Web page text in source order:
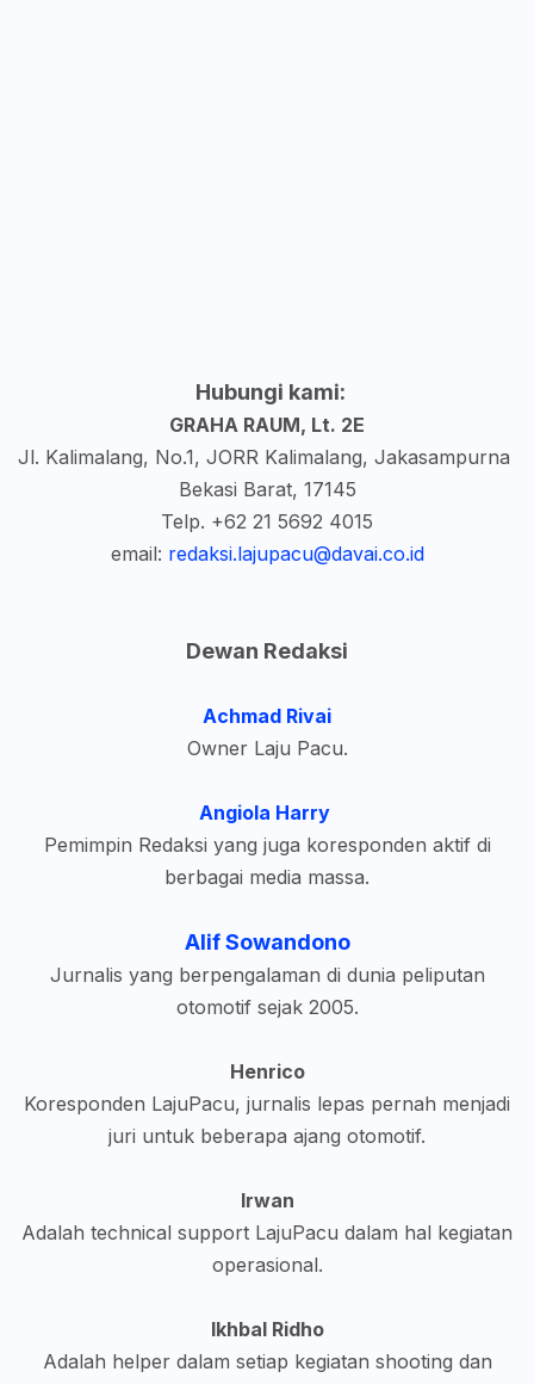
Hubungi kami:
GRAHA RAUM, Lt. 2E
Jl. Kalimalang, No.1, JORR Kalimalang, Jakasampurna
Bekasi Barat, 17145
Telp. +62 21 5692 4015
email: redaksi.lajupacu@davai.co.id
Dewan Redaksi
Achmad Rivai
Owner Laju Pacu.
Angiola Harry
Pemimpin Redaksi yang juga koresponden aktif di
berbagai media massa.
Alif Sowandono
Jurnalis yang berpengalaman di dunia peliputan
otomotif sejak 2005.
Henrico
Koresponden LajuPacu, jurnalis lepas pernah menjadi
juri untuk beberapa ajang otomotif.
Irwan
Adalah technical support LajuPacu dalam hal kegiatan
operasional.
Ikhbal Ridho
Adalah helper dalam setiap kegiatan shooting dan